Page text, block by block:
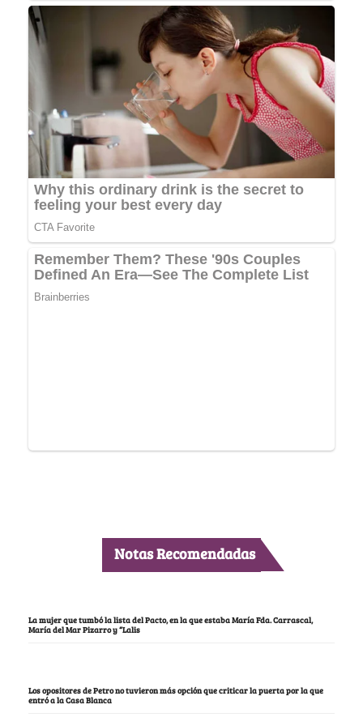
Notas Recomendadas
La mujer que tumbó la lista del Pacto, en la que estaba María Fda. Carrascal,
María del Mar Pizarro y “Lalis
Los opositores de Petro no tuvieron más opción que criticar la puerta por la que
entró a la Casa Blanca